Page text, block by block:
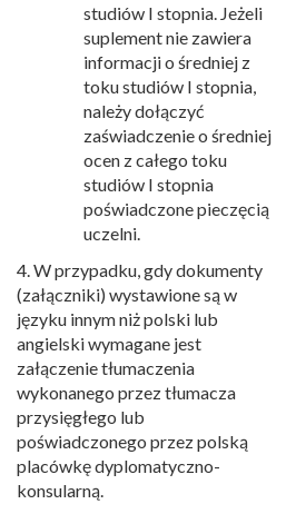
studiów I stopnia. Jeżeli
suplement nie zawiera
informacji o średniej z
toku studiów I stopnia,
należy dołączyć
zaświadczenie o średniej
ocen z całego toku
studiów I stopnia
poświadczone pieczęcią
uczelni.
4. W przypadku, gdy dokumenty
(załączniki) wystawione są w
języku innym niż polski lub
angielski wymagane jest
załączenie tłumaczenia
wykonanego przez tłumacza
przysięgłego lub
poświadczonego przez polską
placówkę dyplomatyczno-
konsularną.